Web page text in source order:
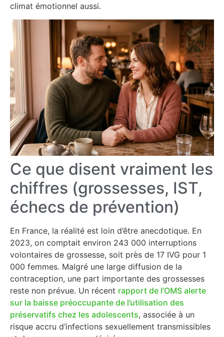
climat émotionnel aussi.
Ce que disent vraiment les
chiffres (grossesses, IST,
échecs de prévention)
En France, la réalité est loin d’être anecdotique. En
2023, on comptait environ 243 000 interruptions
volontaires de grossesse, soit près de 17 IVG pour 1
000 femmes. Malgré une large diffusion de la
contraception, une part importante des grossesses
reste non prévue. Un récent rapport de l’OMS alerte
sur la baisse préoccupante de l’utilisation des
préservatifs chez les adolescents, associée à un
risque accru d’infections sexuellement transmissibles